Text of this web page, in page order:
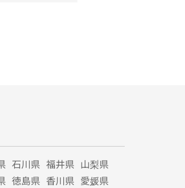
石川県 福井県 山梨県
徳島県 香川県 愛媛県